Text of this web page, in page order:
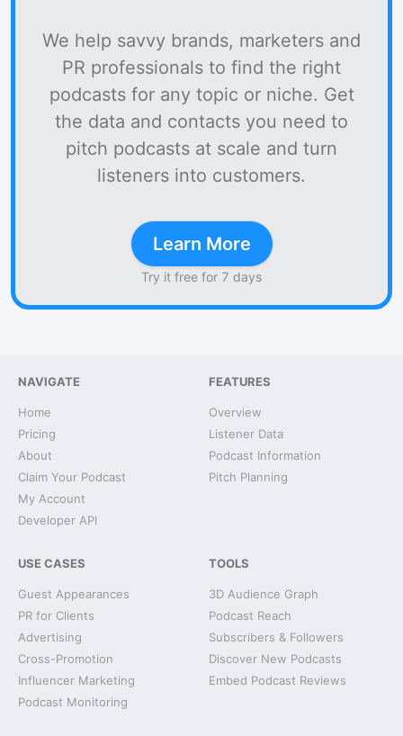
We help savvy brands, marketers and
PR professionals to find the right
podcasts for any topic or niche. Get
the data and contacts you need to
pitch podcasts at scale and turn
listeners into customers.
Learn More
Try it free for 7 days
NAVIGATE
Home
Pricing
About
Claim Your Podcast
My Account
Developer API
FEATURES
Overview
Listener Data
Podcast Information
Pitch Planning
USE CASES
Guest Appearances
PR for Clients
Advertising
Cross-Promotion
Influencer Marketing
Podcast Monitoring
TOOLS
3D Audience Graph
Podcast Reach
Subscribers & Followers
Discover New Podcasts
Embed Podcast Reviews